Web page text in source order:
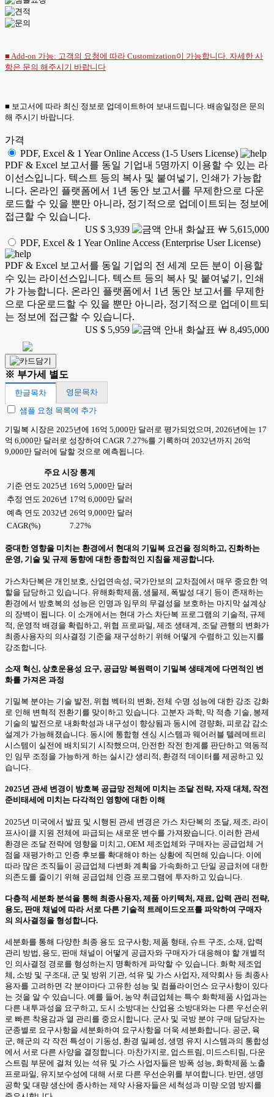
■ Add-on 가능: 고객의 요청에 따라 Customization이 가능합니다. 자세한 사
항은 문의 해주시기 바랍니다
■ 보고서에 따라 최신 정보로 업데이트하여 보내드립니다. 배송일정은 문의
해 주시기 바랍니다.
가격
PDF, Excel & 1 Year Online Access (1-5 Users License)
PDF & Excel 보고서를 동일 기업내 5명까지 이용할 수 있는 라
이선스입니다. 텍스트 등의 복사 및 붙여넣기, 인쇄가 가능합
니다. 온라인 플랫폼에서 1년 동안 보고서를 무제한으로 다운
로드할 수 있을 뿐만 아니라, 정기적으로 업데이트되는 정보에
접근할 수 있습니다.
US $ 3,939
￦ 5,615,000
PDF, Excel & 1 Year Online Access (Enterprise User License)
PDF & Excel 보고서를 동일 기업의 전 세계 모든 분이 이용할
수 있는 라이선스입니다. 텍스트 등의 복사 및 붙여넣기, 인쇄
가 가능합니다. 온라인 플랫폼에서 1년 동안 보고서를 무제한
으로 다운로드할 수 있을 뿐만 아니라, 정기적으로 업데이트되
는 정보에 접근할 수 있습니다.
US $ 5,959
￦ 8,495,000
※ 부가세 별도
한글목차
영문목차
샘플 요청 목록에 추가
기밀복 시장은 2025년에 16억 5,000만 달러로 평가되었으며, 2026년에는 17
억 6,000만 달러로 성장하여 CAGR 7.27%를 기록하며 2032년까지 26억
9,000만 달러에 달할 것으로 예측됩니다.
주요 시장 통계
기준 연도 2025년 16억 5,000만 달러
추정 연도 2026년 17억 6,000만 달러
예측 연도 2032년 26억 9,000만 달러
CAGR(%)
7.27%
중대한 영향을 미치는 환경에서 현대의 기밀복 요건을 정의하고, 진화하는
운영, 기술 및 규제 동향에 대한 종합적인 지침을 제공합니다.
가스차단복은 개인보호, 산업연속성, 국가안보의 교차점에서 매우 중요한 역
할을 담당하고 있습니다. 유해화학제품, 생물제, 폭발성 대기 등이 존재하는
환경에서 방호복의 성능은 인명과 임무의 무결성을 보호하는 마지막 설계상
의 장벽이 됩니다. 이 소개에서는 현대 가스 차단복 프로그램의 기술적, 규제
적, 운영적 배경을 확립하고, 위협 프로파일, 제조 생태계, 조달 관행의 변화가
최종사용자의 의사결정 기준을 재구성하기 위해 어떻게 수렴하고 있는지를
강조합니다.
소재 혁신, 상호운용성 요구, 공급망 복원력이 기밀복 생태계에 다면적인 변
화를 가져온 과정
기밀복 분야는 기술 발전, 위협 벡터의 변화, 전체 수명 성능에 대한 강조 강화
로 인해 변혁적 전환기를 맞이하고 있습니다. 고분자 과학, 막 적층 기술, 봉제
기술의 발전으로 내화학성과 내구성이 향상됨과 동시에 경량화, 피로감 감소
설계가 가능해졌습니다. 동시에 통합형 센싱 시스템과 웨어러블 텔레메트리
시스템이 실전에 배치되기 시작했으며, 안전한 작전 한계를 판단하고 역동적
인 임무 조정을 가능하게 하는 실시간 생리적, 환경적 데이터를 제공하고 있
습니다.
2025년 관세 변경이 방호복 공급망 전체에 미치는 조달 전략, 자재 대체, 작전
준비태세에 미치는 다각적인 영향에 대한 이해
2025년 미국에서 발표 및 시행된 관세 변경은 가스 차단복의 조달, 제조, 라이
프사이클 지원 전체에 파급되는 새로운 변수를 가져왔습니다. 이러한 관세
환경은 조달 전략에 영향을 미치고, OEM 제조업체와 구매자는 공급업체 거
점을 재평가하고 인증 후보를 확대해야 하는 상황에 직면해 있습니다. 이에
따라 많은 조직들이 공급업체 다변화 계획을 가속화하고 단일 공급처에 대한
의존도를 줄이기 위해 공급업체 인증 프로그램에 투자하고 있습니다.
다층적 세분화 분석을 통해 최종사용자, 제품 아키텍처, 재료, 압력 관리 전략,
용도, 판매 채널에 따라 서로 다른 기술적 트레이드오프를 파악하여 구매자
의 의사결정을 형성합니다.
세분화를 통해 다양한 최종 용도 요구사항, 제품 형태, 슈트 구조, 소재, 압력
관리 방법, 용도, 판매 채널이 어떻게 공급자와 구매자가 대응해야 할 개별적
인 의사결정 경로를 형성하는지 명확하게 파악할 수 있습니다. 화학 제조업
체, 소방 및 구조대, 군 및 방위 기관, 석유 및 가스 사업자, 제약회사 등 최종사
용자를 고려하면 각 분야마다 고유한 성능 및 컴플라이언스 요구사항이 있다
는 것을 알 수 있습니다. 예를 들어, 농약 취급업체는 특수 화학제품 사업과는
다른 내투과성을 요구하고, 도시 소방대는 산업용 소방대와는 다른 우선순위
로 빠른 착용감과 열 관리를 중요시합니다. 군사 및 국방 분야 구매 담당자는
군종별로 요구사항을 세분화하여 요구사항을 더욱 세분화합니다. 공군, 육
군, 해군의 각 작전 특성이 기동성, 환경 밀폐성, 생명 유지 시스템과의 통합성
에서 서로 다른 사양을 결정합니다. 마찬가지로, 업스트림, 미드스티림, 다운
스트림 부문에 걸쳐 있는 석유 및 가스 사업자들은 방폭 성능, 화학제품 노출
프로파일, 유지보수성에 대해 서로 다른 우선순위를 부여합니다. 반면, 생명
공학 및 대량 생산에 종사하는 제약 사용자들은 세척성과 미량 오염 방지를